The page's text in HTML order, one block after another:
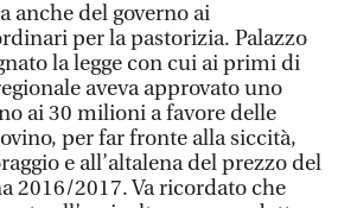
anche del governo ai
per la pastorizia. Palazzo
la legge con cui ai primi di
aveva approvato uno
ai 30 milioni a favore delle
per far fronte alla siccità,
e all’altalena del prezzo del
2016/2017. Va ricordato che